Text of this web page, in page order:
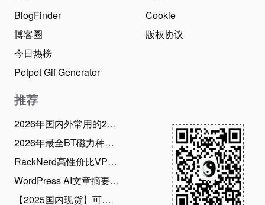
BlogFinder
博客圈
今日热榜
Petpet Gif Generator
Cookie
版权协议
推荐
2026年国内外常用的28款BT磁力下载工具推荐：老司机必备！
2026年最全BT磁力种子搜索引擎网站，资源应有尽有
RackNerd高性价比VPS优惠码和最新2026年6月促销活动整理（2026年6月22日）
WordPress AI文章摘要生成插件使用指南，支持20款AI大模型、批量生成摘要
【2025国内现货】可在中国漫游的新西兰Skinny电话卡，免费收短信可0元保号